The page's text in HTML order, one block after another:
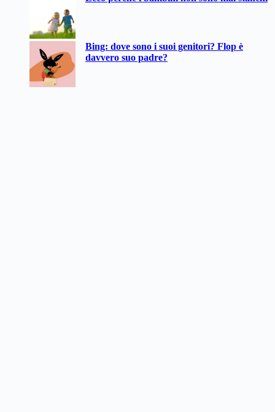
Bing: dove sono i suoi genitori? Flop è
davvero suo padre?